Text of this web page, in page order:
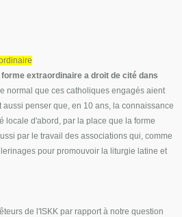
extraordinaire a droit de cité dans
normal que ces catholiques engagés aient
penser que, en 10 ans, la connaissance
locale d'abord, par la place que la forme
par le travail des associations qui, comme
pour promouvoir la liturgie latine et
de l'ISKK par rapport à notre question